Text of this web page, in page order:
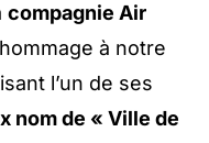
compagnie Air
à notre
l’un de ses
nom de « Ville de